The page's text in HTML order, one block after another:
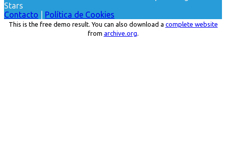
Stars
Contacto
Política de Cookies
This is the free demo result. You can also download a complete website
from archive.org.